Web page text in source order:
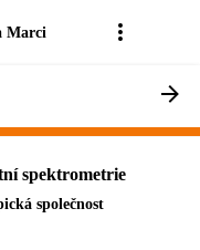
Marci
spektrometrie
společnost